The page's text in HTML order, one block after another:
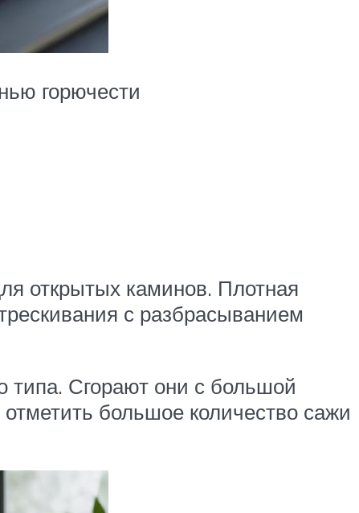
горючести
открытых каминов. Плотная
с разбрасыванием
типа. Сгорают они с большой
большое количество сажи